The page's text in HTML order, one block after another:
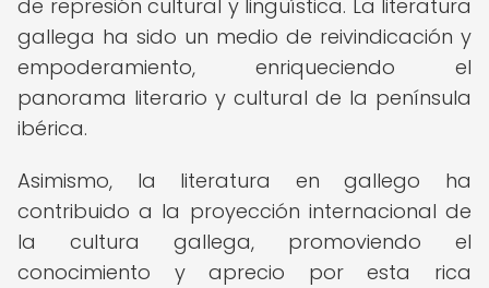
de represión cultural y lingüística. La literatura
gallega ha sido un medio de reivindicación y
empoderamiento, enriqueciendo el
panorama literario y cultural de la península
ibérica.
Asimismo, la literatura en gallego ha
contribuido a la proyección internacional de
la cultura gallega, promoviendo el
conocimiento y aprecio por esta rica